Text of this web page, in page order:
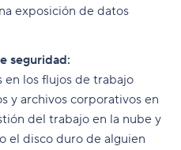
exposición de datos
seguridad:
en los flujos de trabajo
y archivos corporativos en
del trabajo en la nube y
el disco duro de alguien